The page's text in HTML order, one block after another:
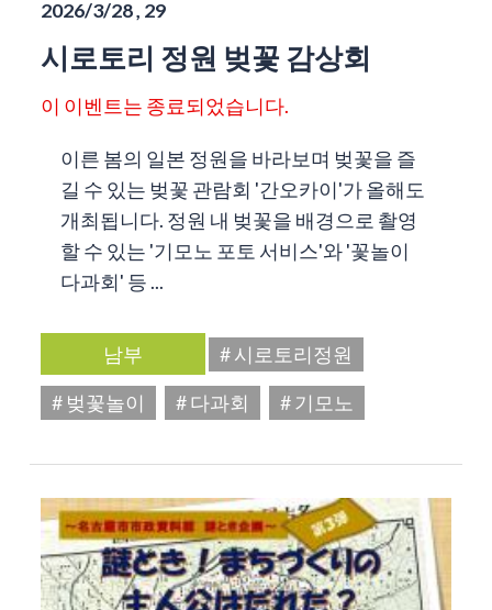
2026/3/28 , 29
시로토리 정원 벚꽃 감상회
이 이벤트는 종료되었습니다.
이른 봄의 일본 정원을 바라보며 벚꽃을 즐
길 수 있는 벚꽃 관람회 '간오카이'가 올해도
개최됩니다. 정원 내 벚꽃을 배경으로 촬영
할 수 있는 '기모노 포토 서비스'와 '꽃놀이
다과회' 등 ...
남부
# 시로토리정원
# 벚꽃놀이
# 다과회 # 기모노